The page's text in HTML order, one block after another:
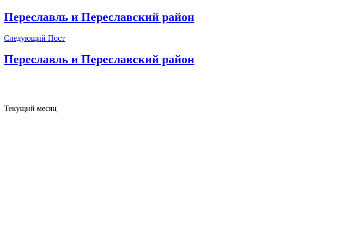
Переславль и Переславский район
Следующий Пост
Переславль и Переславский район
Текущий месяц